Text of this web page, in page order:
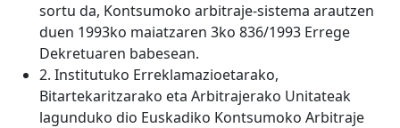
sortu da, Kontsumoko arbitraje-sistema arautzen
duen 1993ko maiatzaren 3ko 836/1993 Errege
Dekretuaren babesean.
2. Institutuko Erreklamazioetarako,
Bitartekaritzarako eta Arbitrajerako Unitateak
lagunduko dio Euskadiko Kontsumoko Arbitraje